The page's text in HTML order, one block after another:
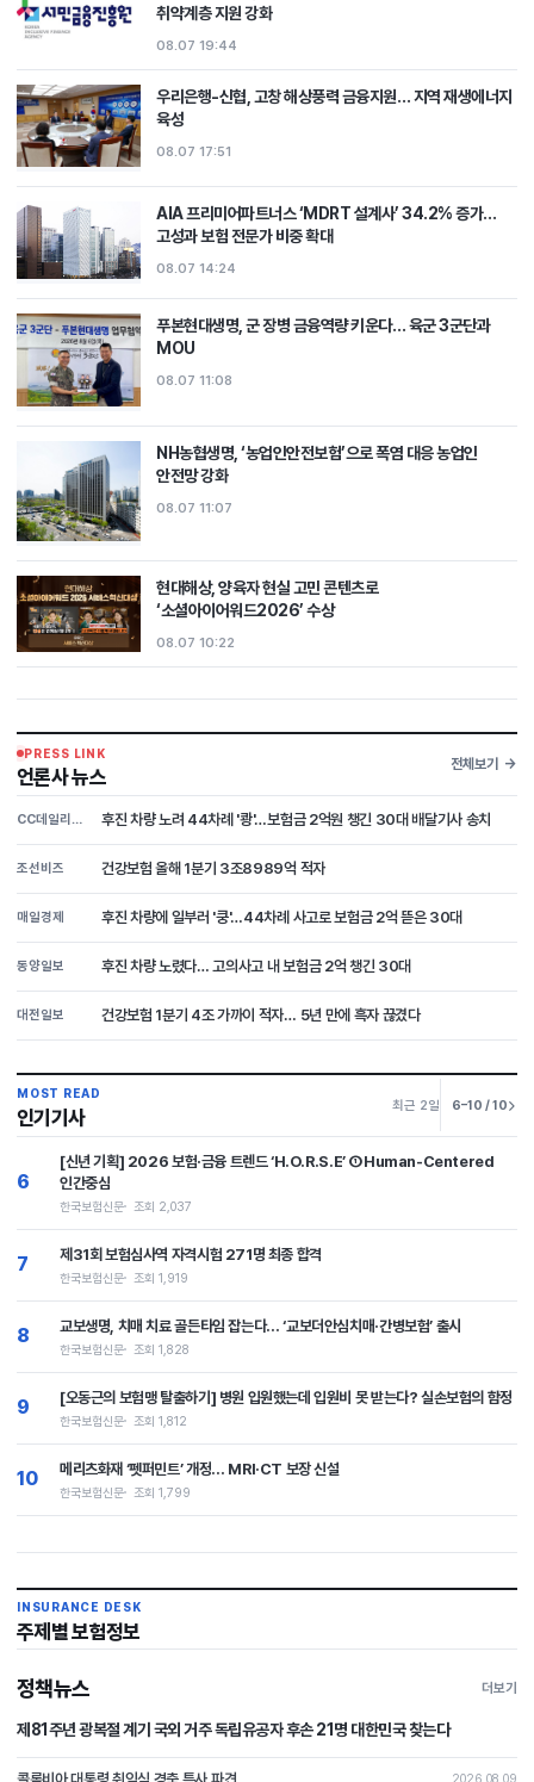
취약계층 지원 강화
08.07 19:44
우리은행-신협, 고창 해상풍력 금융지원… 지역 재생에너지
육성
08.07 17:51
AIA 프리미어파트너스 ‘MDRT 설계사’ 34.2% 증가…
고성과 보험 전문가 비중 확대
08.07 14:24
푸본현대생명, 군 장병 금융역량 키운다… 육군 3군단과
MOU
08.07 11:08
NH농협생명, ‘농업인안전보험’으로 폭염 대응 농업인
안전망 강화
08.07 11:07
현대해상, 양육자 현실 고민 콘텐츠로
‘소셜아이어워드2026’ 수상
08.07 10:22
PRESS LINK
언론사 뉴스
전체보기
CC데일리뉴스 후진 차량 노려 44차례 '쾅'…보험금 2억원 챙긴 30대 배달기사 송치
조선비즈 건강보험 올해 1분기 3조8989억 적자
매일경제 후진 차량에 일부러 '쿵'…44차례 사고로 보험금 2억 뜯은 30대
동양일보 후진 차량 노렸다… 고의사고 내 보험금 2억 챙긴 30대
대전일보 건강보험 1분기 4조 가까이 적자… 5년 만에 흑자 끊겼다
MOST READ
인기기사
최근 2일 6–10 / 10
6
[신년 기획] 2026 보험·금융 트렌드 ‘H.O.R.S.E’ ①Human-Centered
인간중심
한국보험신문 조회 2,037
7 제31회 보험심사역 자격시험 271명 최종 합격
한국보험신문 조회 1,919
8 교보생명, 치매 치료 골든타임 잡는다… ‘교보더안심치매·간병보험’ 출시
한국보험신문 조회 1,828
9 [오동근의 보험맹 탈출하기] 병원 입원했는데 입원비 못 받는다? 실손보험의 함정
한국보험신문 조회 1,812
10 메리츠화재 ‘펫퍼민트’ 개정… MRI·CT 보장 신설
한국보험신문 조회 1,799
INSURANCE DESK
주제별 보험정보
정책뉴스 더보기
제81주년 광복절 계기 국외 거주 독립유공자 후손 21명 대한민국 찾는다